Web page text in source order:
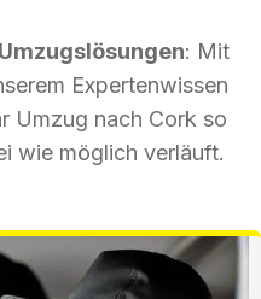
: Mit
Expertenwissen
Umzug nach Cork so
wie möglich verläuft.